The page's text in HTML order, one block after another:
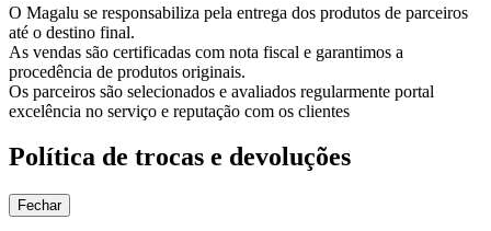
O Magalu se responsabiliza pela entrega dos produtos de parceiros
até o destino final.
As vendas são certificadas com nota fiscal e garantimos a
procedência de produtos originais.
Os parceiros são selecionados e avaliados regularmente portal
excelência no serviço e reputação com os clientes
Política de trocas e devoluções
Fechar